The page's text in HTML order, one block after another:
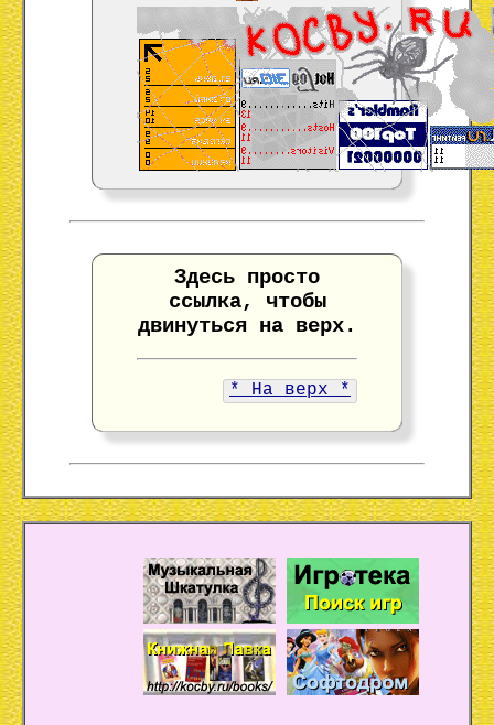
Здесь просто
ссылка, чтобы
двинуться на верх.
* На верх *